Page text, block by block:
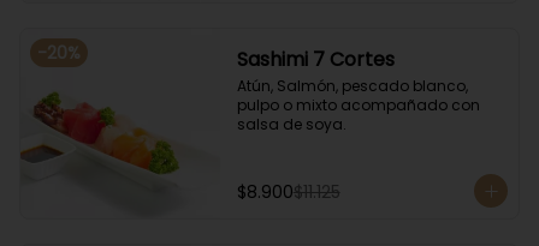
-20% Sashimi 7 Cortes
Atún, Salmón, pescado blanco,
pulpo o mixto acompañado con
salsa de soya.
$8.900$11.125